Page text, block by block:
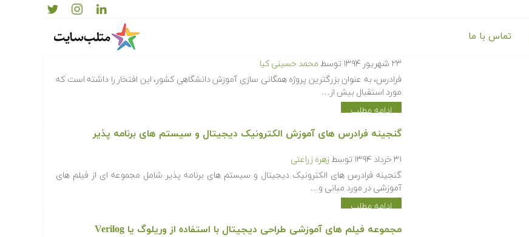
تماس با ما
۲۳ شهریور ۱۳۹۴ توسط محمد حسینی کیا
فرادرس، به عنوان بزرگترین پروژه همگانی سازی آموزش دانشگاهی کشور، این افتخار را داشته است که
مورد استقبال بیش از…
ادامه مطلب
گنجینه فرادرس های آموزش الکترونیک دیجیتال و سیستم های برنامه پذیر
۳۱ خرداد ۱۳۹۴ توسط زهره زراعتی
گنجینه فرادرس های الکترونیک دیجیتال و سیستم های برنامه پذیر شامل مجموعه ای از فیلم های
آموزشی در مورد مبانی و…
ادامه مطلب
مجموعه فیلم های آموزشی طراحی دیجیتال با استفاده از وریلوگ یا Verilog